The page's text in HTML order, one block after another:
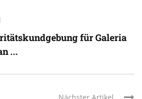
für Galeria
...